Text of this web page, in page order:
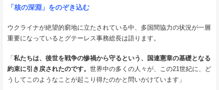
「核の深淵」をのぞき込む
ウクライナが絶望的窮地に立たされている中、多国間協力の状況が一層
重要になっているとグテーレス事務総長は語ります。
「 私たちは、後世を戦争の惨禍から守るという、国連憲章の基礎となる
約束に引き戻されたのです。 世界中の多くの人々が、この21世紀に、ど
うしてこのようなことが起こり得たのかと問いかけています」